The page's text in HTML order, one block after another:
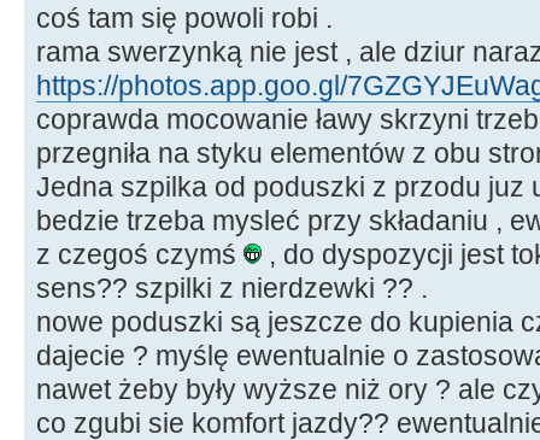
coś tam się powoli robi .
rama swerzynką nie jest , ale dziur
https://photos.app.goo.gl/
coprawda mocowanie ławy skrzyni
przegniła na styku elementów z obu
Jedna szpilka od poduszki z przodu juz
bedzie trzeba mysleć przy składaniu ,
z czegoś czymś
, do dyspozycji jest
sens?? szpilki z nierdzewki ?? .
nowe poduszki są jeszcze do kupienia
dajecie ? myślę ewentualnie o
nawet żeby były wyższe niż ory ? ale
co zgubi sie komfort jazdy??